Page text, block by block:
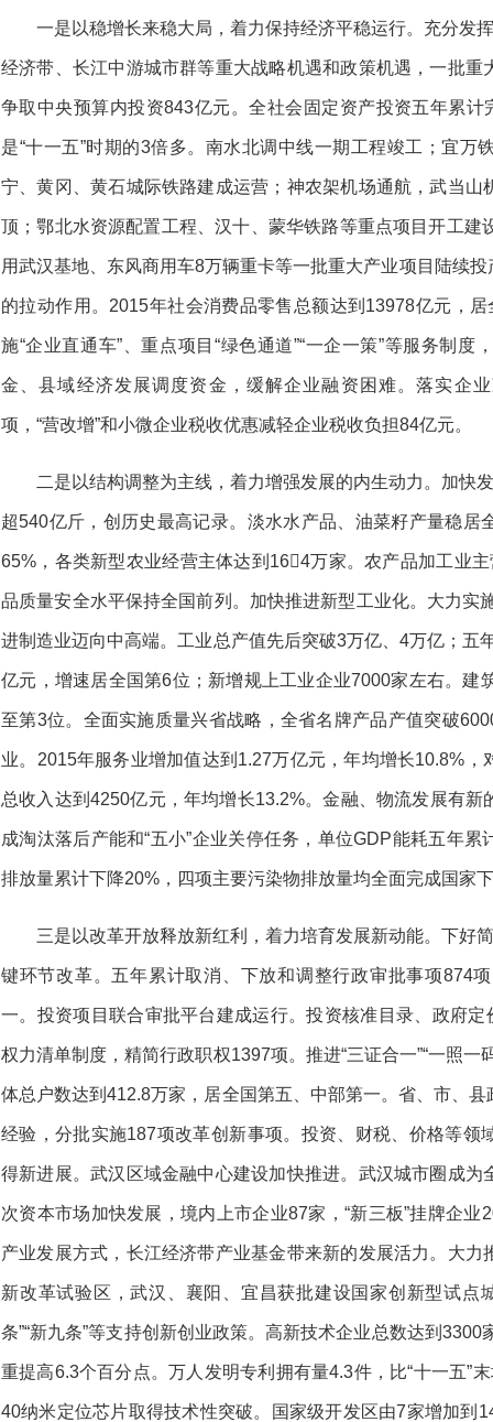
一是以稳增长来稳大局，着力保持经济平稳运行。充分发
经济带、长江中游城市群等重大战略机遇和政策机遇，一批
争取中央预算内投资843亿元。全社会固定资产投资五年累
是“十一五”时期的3倍多。南水北调中线一期工程竣工；宜万
宁、黄冈、黄石城际铁路建成运营；神农架机场通航，武当
顶；鄂北水资源配置工程、汉十、蒙华铁路等重点项目开工建
用武汉基地、东风商用车8万辆重卡等一批重大产业项目陆续
的拉动作用。2015年社会消费品零售总额达到13978亿元，
施“企业直通车”、重点项目“绿色通道”“一企一策”等服务制
金、县域经济发展调度资金，缓解企业融资困难。落实企
项，“营改增”和小微企业税收优惠减轻企业税收负担84亿元。
二是以结构调整为主线，着力增强发展的内生动力。加快
超540亿斤，创历史最高记录。淡水水产品、油菜籽产量稳居
65%，各类新型农业经营主体达到164万家。农产品加工业
品质量安全水平保持全国前列。加快推进新型工业化。大力实
进制造业迈向中高端。工业总产值先后突破3万亿、4万亿；五
亿元，增速居全国第6位；新增规上工业企业7000家左右。建
至第3位。全面实施质量兴省战略，全省名牌产品产值突破
业。2015年服务业增加值达到1.27万亿元，年均增长10.8%
总收入达到4250亿元，年均增长13.2%。金融、物流发展有
成淘汰落后产能和“五小”企业关停任务，单位GDP能耗五年
排放量累计下降20%，四项主要污染物排放量均全面完成国家
三是以改革开放释放新红利，着力培育发展新动能。下好
键环节改革。五年累计取消、下放和调整行政审批事项874
一。投资项目联合审批平台建成运行。投资核准目录、政府
权力清单制度，精简行政职权1397项。推进“三证合一”“一照
体总户数达到412.8万家，居全国第五、中部第一。省、市、
经验，分批实施187项改革创新事项。投资、财税、价格等领
得新进展。武汉区域金融中心建设加快推进。武汉城市圈成
次资本市场加快发展，境内上市企业87家，“新三板”挂牌企业
产业发展方式，长江经济带产业基金带来新的发展活力。大
新改革试验区，武汉、襄阳、宜昌获批建设国家创新型试点
条”“新九条”等支持创新创业政策。高新技术企业总数达到
重提高6.3个百分点。万人发明专利拥有量4.3件，比“十一五”
40纳米定位芯片取得技术性突破。国家级开发区由7家增加到